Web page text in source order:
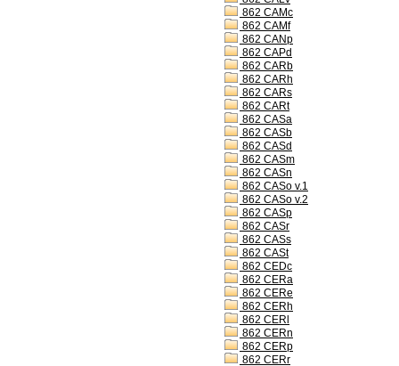
862 CAMc
862 CAMf
862 CANp
862 CAPd
862 CARb
862 CARh
862 CARs
862 CARt
862 CASa
862 CASb
862 CASd
862 CASm
862 CASn
862 CASo v.1
862 CASo v.2
862 CASp
862 CASr
862 CASs
862 CASt
862 CEDc
862 CERa
862 CERe
862 CERh
862 CERl
862 CERn
862 CERp
862 CERr